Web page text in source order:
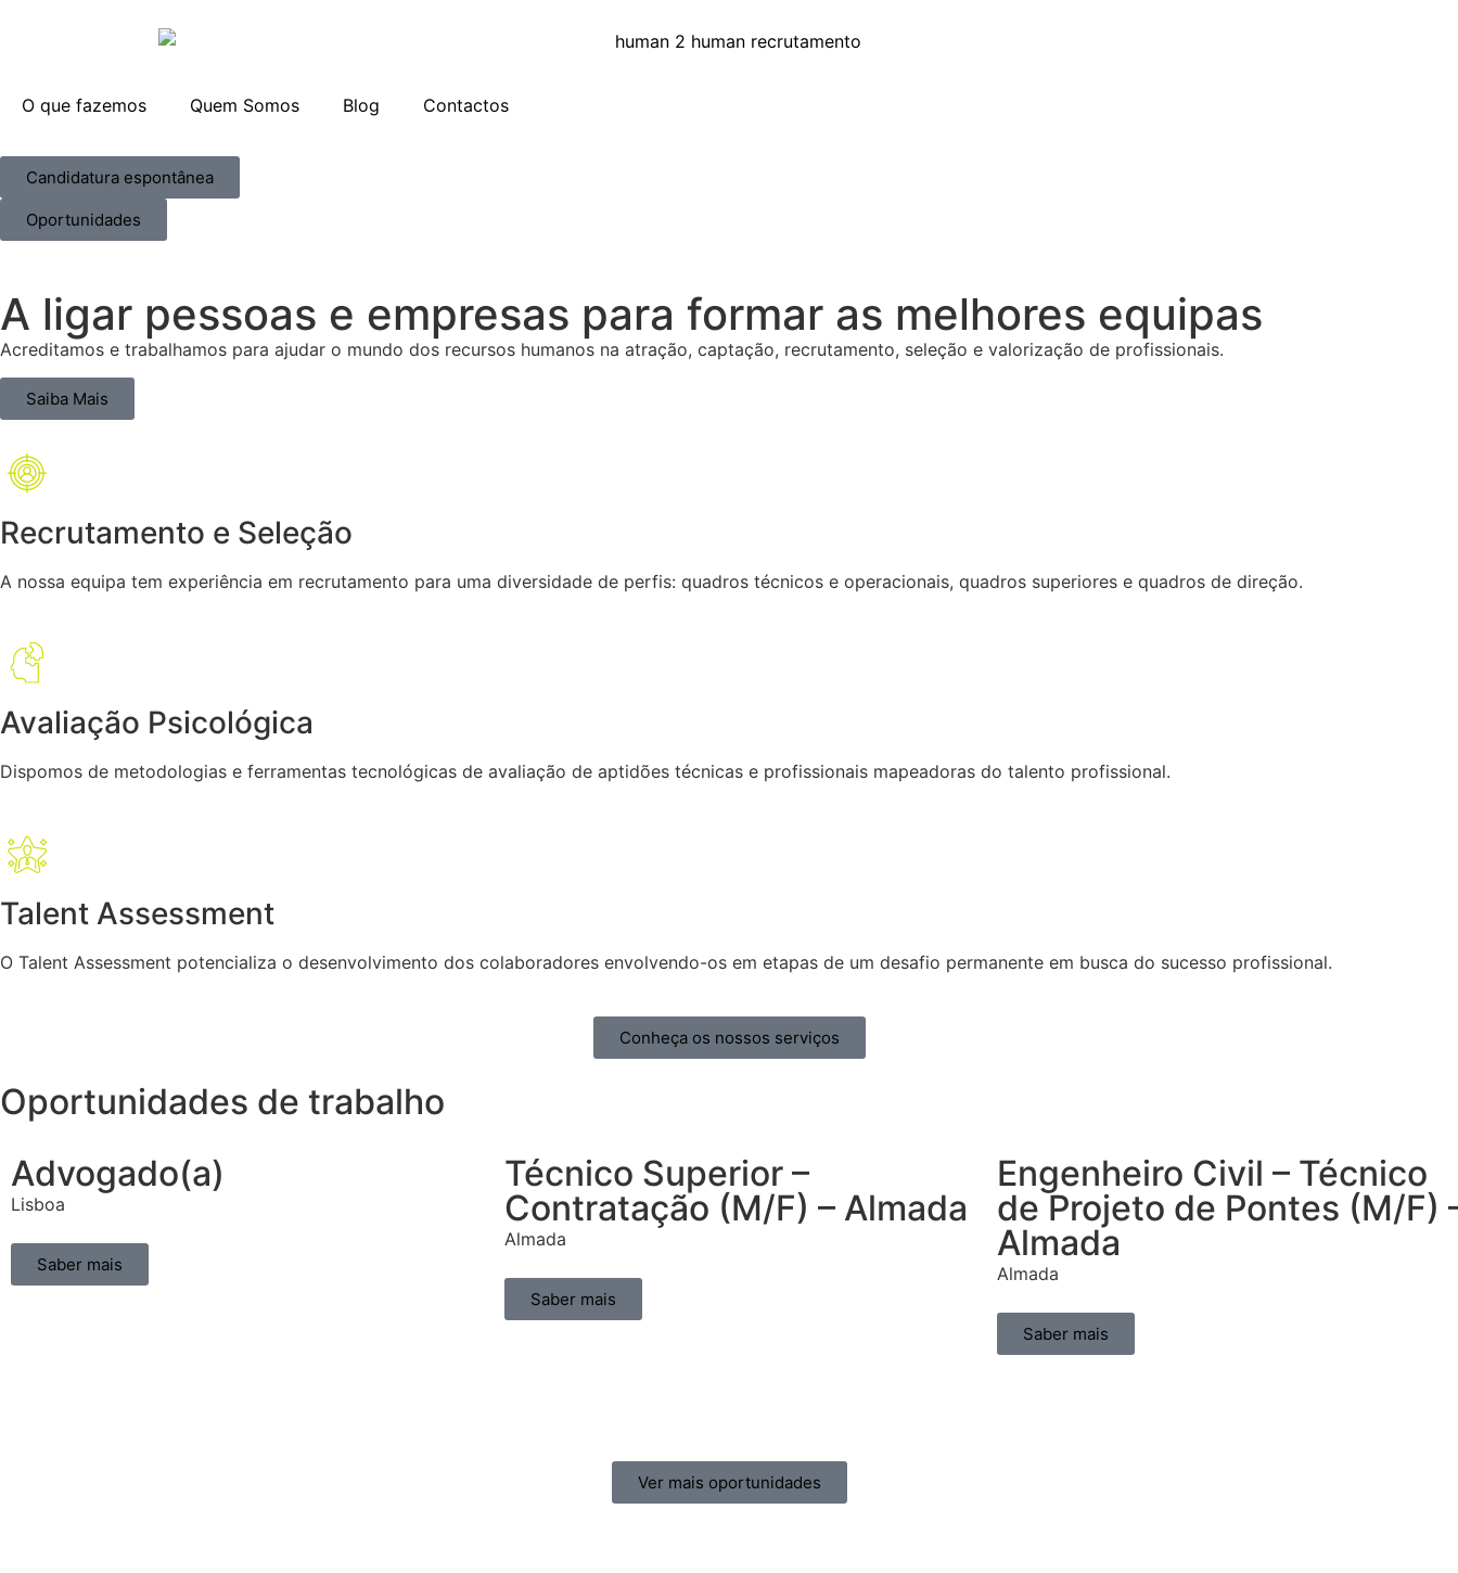
O que fazemos Quem Somos Blog Contactos
Candidatura espontânea
Oportunidades
A ligar pessoas e empresas para formar as melhores equipas
Acreditamos e trabalhamos para ajudar o mundo dos recursos humanos na atração, captação, recrutamento, seleção e valorização de profissionais.
Saiba Mais
Recrutamento e Seleção
A nossa equipa tem experiência em recrutamento para uma diversidade de perfis: quadros técnicos e operacionais, quadros superiores e quadros de direção.
Avaliação Psicológica
Dispomos de metodologias e ferramentas tecnológicas de avaliação de aptidões técnicas e profissionais mapeadoras do talento profissional.
Talent Assessment
O Talent Assessment potencializa o desenvolvimento dos colaboradores envolvendo-os em etapas de um desafio permanente em busca do sucesso profissional.
Conheça os nossos serviços
Oportunidades de trabalho
Advogado(a)
Lisboa
Saber mais
Técnico Superior –
Contratação (M/F) – Almada
Almada
Saber mais
Engenheiro Civil – Técnico
de Projeto de Pontes (M/F)
Almada
Almada
Saber mais
Ver mais oportunidades